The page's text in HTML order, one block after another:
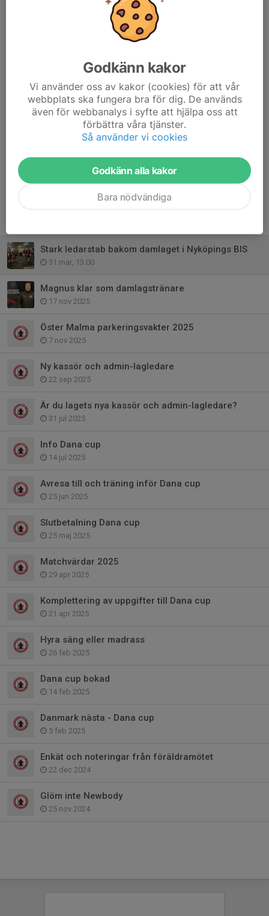
Samarbetet har varit mycket uppskattat av både spelare och
partners tar snart Nyköpings BIS damlag sina första steg mot
Resan har bara börjat – men ambitionen är tydlig: att bygga
något hållbart och inspirerande för framtidens damfotboll i
Dela nyhet
Stark ledarstab bakom damlaget i Nyköpings BIS
31 mar, 13:00
Magnus klar som damlagstränare
17 nov 2025
Öster Malma parkeringsvakter 2025
7 nov 2025
Ny kassör och admin-lagledare
22 sep 2025
Är du lagets nya kassör och admin-lagledare?
31 jul 2025
Info Dana cup
14 jul 2025
Avresa till och träning inför Dana cup
25 jun 2025
Slutbetalning Dana cup
25 maj 2025
Matchvärdar 2025
29 apr 2025
Komplettering av uppgifter till Dana cup
21 apr 2025
Hyra säng eller madrass
26 feb 2025
Dana cup bokad
14 feb 2025
Danmark nästa - Dana cup
5 feb 2025
Enkät och noteringar från föräldramötet
22 dec 2024
Glöm inte Newbody
25 nov 2024
Godkänn kakor
Vi använder oss av kakor (cookies) för att vår
webbplats ska fungera bra för dig. De används
även för webbanalys i syfte att hjälpa oss att
förbättra våra tjänster.
Så använder vi cookies
Godkänn alla kakor
Bara nödvändiga